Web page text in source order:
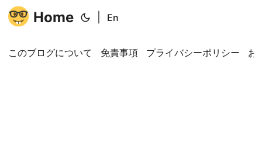
Home En
このブログについて 免責事項 プライバシーポリシー お